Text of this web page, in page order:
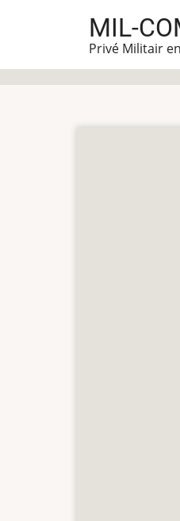
MIL-
Privé Militair